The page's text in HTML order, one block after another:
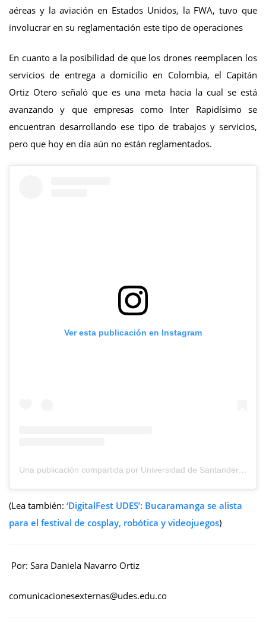
aéreas y la aviación en Estados Unidos, la FWA, tuvo que
involucrar en su reglamentación este tipo de operaciones
En cuanto a la posibilidad de que los drones reemplacen los
servicios de entrega a domicilio en Colombia, el Capitán
Ortiz Otero señaló que es una meta hacia la cual se está
avanzando y que empresas como Inter Rapidísimo se
encuentran desarrollando ese tipo de trabajos y servicios,
pero que hoy en día aún no están reglamentados.
Ver esta publicación en Instagram
Una publicación compartida por Universidad de Santander (@udes_oficial)
(Lea también: ‘DigitalFest UDES’: Bucaramanga se alista
para el festival de cosplay, robótica y videojuegos)
Por: Sara Daniela Navarro Ortiz
comunicacionesexternas@udes.edu.co